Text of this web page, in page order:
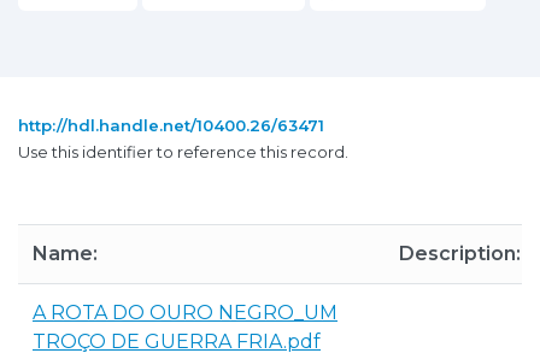
http://hdl.handle.net/10400.26/63471
Use this identifier to reference this record.
Name: Description:
A ROTA DO OURO NEGRO_UM
TROÇO DE GUERRA FRIA.pdf